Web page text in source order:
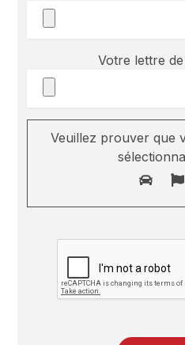
Votre lettre
Veuillez prouver que